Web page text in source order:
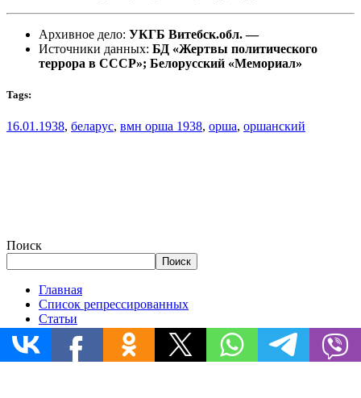
Архивное дело: УКГБ Витебск.обл. —
Источники данных: БД «Жертвы политического
террора в СССР»; Белорусский «Мемориал»
Tags:
16.01.1938, беларус, вмн орша 1938, орша, оршанский
Поиск
Поиск
Главная
Список репрессированных
Статьи
Документы
Истории
Репрессированные деревни